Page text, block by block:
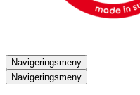
Navigeringsmeny
Navigeringsmeny